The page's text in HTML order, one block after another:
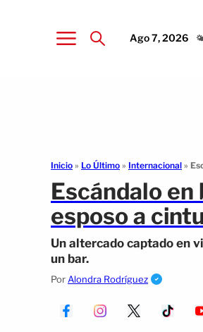
Ago 7, 2026
Inicio » Lo Último » Internacional »
Escándalo en
esposo a
Un altercado captado en
un bar.
Por Alondra Rodríguez